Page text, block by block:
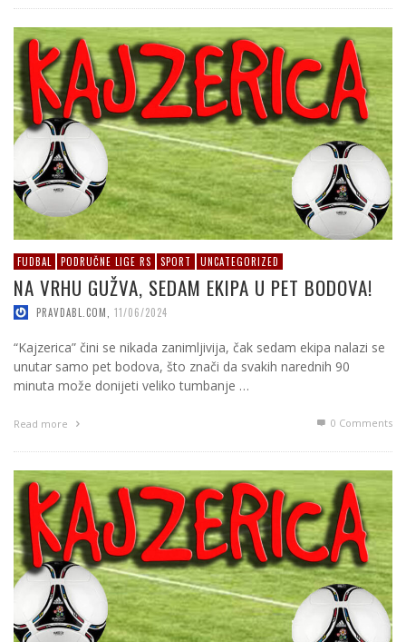
FUDBAL PODRUČNE LIGE RS SPORT UNCATEGORIZED
NA VRHU GUŽVA, SEDAM EKIPA U PET BODOVA!
PRAVDABL.COM 11/06/2024
“Kajzerica” čini se nikada zanimljivija, čak sedam ekipa nalazi se
unutar samo pet bodova, što znači da svakih narednih 90
minuta može donijeti veliko tumbanje …
Read more 0 Comments